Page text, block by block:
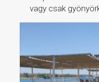
vagy csak